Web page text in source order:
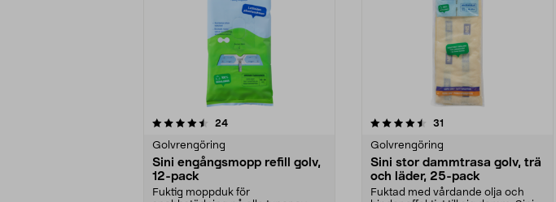
24recensioner
Golvrengöring
Sini engångsmopp refill golv,
12-pack
Fuktig moppduk för
4.5av 5 stjärnor 31
Golvrengöring
Sini stor dammtrasa golv, trä
och läder, 25-pack
Fuktad med vårdande olja och
4.5av 5 stjärnor